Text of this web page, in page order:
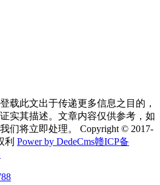
载此文出于传递更多信息之目的，
实其描述。文章内容仅供参考，如
们将立即处理。 Copyright © 2017-
利 Power by DedeCms赣ICP备